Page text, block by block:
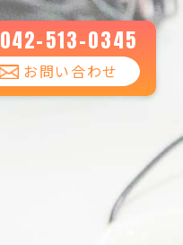
042-513-0345
お問い合わせ